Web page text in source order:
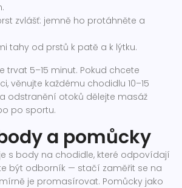
zvlášť: jemně ho protáhněte a
tahy od prstů k patě a k lýtku.
trvat 5–15 minut. Pokud chcete
věnujte každému chodidlu 10–15
odstranění otoků dělejte masáž
po sportu.
a pomůcky
s body na chodidle, které odpovídají
být odborník — stačí zaměřit se na
je promasírovat. Pomůcky jako